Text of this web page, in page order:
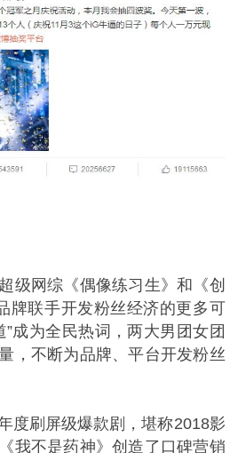
级网综《偶像练习生》和《创
牌联手开发粉丝经济的更多可
”成为全民热词，两大男团女团
，不断为品牌、平台开发粉丝
度刷屏级爆款剧，堪称2018影
我不是药神》创造了口碑营销